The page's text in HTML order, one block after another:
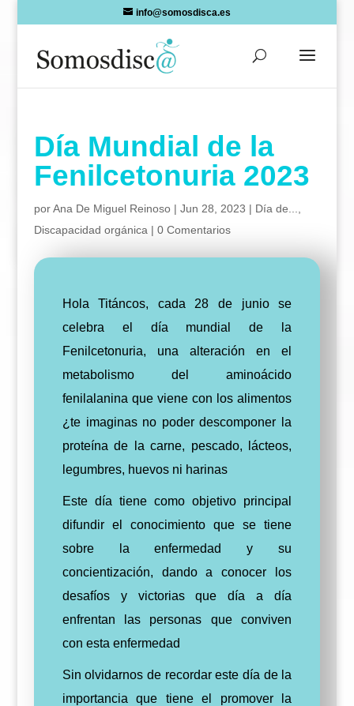
info@somosdisca.es
Día Mundial de la
Fenilcetonuria 2023
porAna De Miguel Reinoso| Jun 28, 2023 | Día de...
Discapacidad orgánica | 0 Comentarios
Hola Titáncos, cada 28 de junio se
celebra el día mundial de la
Fenilcetonuria, una alteración en el
metabolismo del aminoácido
fenilalanina que viene con los alimentos
¿te imaginas no poder descomponer la
proteína de la carne, pescado, lácteos,
legumbres, huevos ni harinas
Este día tiene como objetivo principal
difundir el conocimiento que se tiene
sobre la enfermedad y su
concientización, dando a conocer los
desafíos y victorias que día a día
enfrentan las personas que conviven
con esta enfermedad
Sin olvidarnos de recordar este día de la
importancia que tiene el promover la